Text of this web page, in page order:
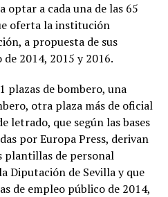
optar a cada una de las 65
oferta la institución
a propuesta de sus
2014, 2015 y 2016.
plazas de bombero, una
otra plaza más de oficial
letrado, que según las bases
por Europa Press, derivan
plantillas de personal
Diputación de Sevilla y que
de empleo público de 2014,